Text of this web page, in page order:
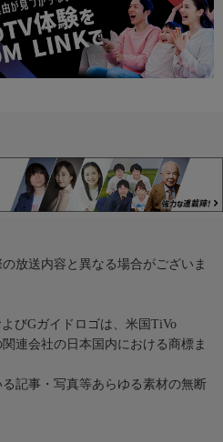
放送内容と異なる場合がございま
びGガイドロゴは、米国TiVo
連会社の日本国内における商標ま
記事・写真等あらゆる素材の無断